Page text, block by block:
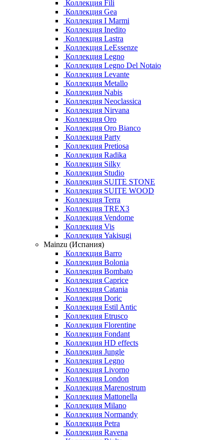
Коллекция Fili
Коллекция Gea
Коллекция I Marmi
Коллекция Inedito
Коллекция Lastra
Коллекция LeEssenze
Коллекция Legno
Коллекция Legno Del Notaio
Коллекция Levante
Коллекция Metallo
Коллекция Nabis
Коллекция Neoclassica
Коллекция Nirvana
Коллекция Oro
Коллекция Oro Bianco
Коллекция Party
Коллекция Pretiosa
Коллекция Radika
Коллекция Silky
Коллекция Studio
Коллекция SUITE STONE
Коллекция SUITE WOOD
Коллекция Terra
Коллекция TREX3
Коллекция Vendome
Коллекция Vis
Коллекция Yakisugi
Mainzu (Испания)
Коллекция Barro
Коллекция Bolonia
Коллекция Bombato
Коллекция Caprice
Коллекция Catania
Коллекция Doric
Коллекция Estil Antic
Коллекция Etrusco
Коллекция Florentine
Коллекция Fondant
Коллекция HD effects
Коллекция Jungle
Коллекция Legno
Коллекция Livorno
Коллекция London
Коллекция Marenostrum
Коллекция Mattonella
Коллекция Milano
Коллекция Normandy
Коллекция Petra
Коллекция Ravena